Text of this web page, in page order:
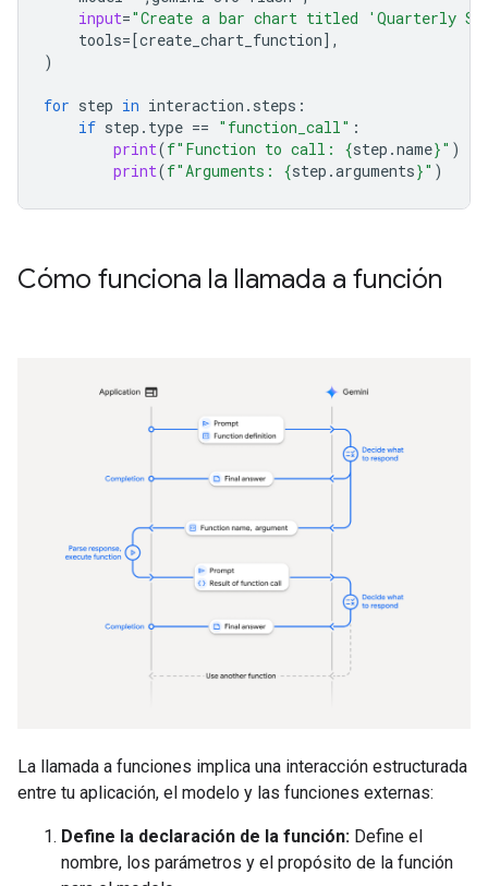
input="Create a bar chart titled 'Quarterly
tools=[create_chart_function],
)
for step in interaction . steps :
if step . type == "function_call" :
print(f"Function to call: {step .name}" )
print(f"Arguments: {step .arguments}" )
Cómo funciona la llamada a función
La llamada a funciones implica una interacción estructurada
entre tu aplicación, el modelo y las funciones externas:
Define la declaración de la función: Define el
nombre, los parámetros y el propósito de la función